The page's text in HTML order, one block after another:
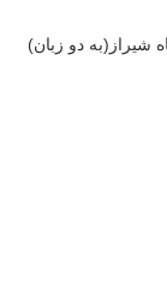
دو زبان)